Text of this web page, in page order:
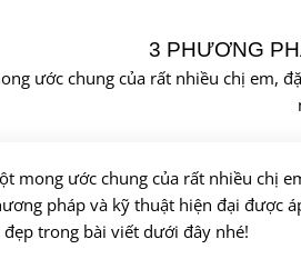
3 PHƯƠNG
ước chung của rất nhiều chị em,
mong ước chung của rất nhiều chị
pháp và kỹ thuật hiện đại được
trong bài viết dưới đây nhé!